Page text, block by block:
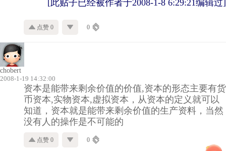
[此贴子已经被作者于2008-1-8 6:29:21编辑过]
点赞 0 0
chobert
2008-1-19 14:32:00
资本是能带来剩余价值的价值,资本的形态主要有货
币资本,实物资本,虚拟资本，从资本的定义就可以
知道，资本就是能带来剩余价值的生产资料，当然
没有人的操作是不可能的
点赞 0 0